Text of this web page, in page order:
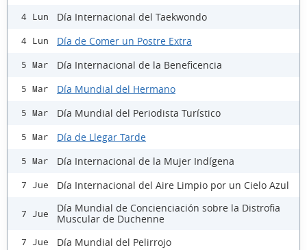
4 Lun Día Internacional del Taekwondo
4 Lun Día de Comer un Postre Extra
5 Mar Día Internacional de la Beneficencia
5 Mar Día Mundial del Hermano
5 Mar Día Mundial del Periodista Turístico
5 Mar Día de Llegar Tarde
5 Mar Día Internacional de la Mujer Indígena
7 Jue Día Internacional del Aire Limpio por un Cielo Azul
7 Jue
Día Mundial de Concienciación sobre la Distrofia
Muscular de Duchenne
7 Jue Día Mundial del Pelirrojo